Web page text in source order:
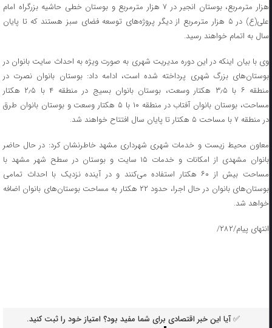
هزار مترمربع، بوستان انجیر در ۷ هزار مترمربع و بوستان خطی حاشیه بزرگراه امام
علی(ع) در ۵ هزار مترمربع از دیگر پروژه‌های توسعه فضای سبز هستند که تا پایان
سال به اتمام خواهند رسید.
وی با بیان اینکه در این دوره مدیریت شهری به صورت ویژه به احداث سایت بانوان در
بوستان‌های بزرگ شهری پرداخته شده است، ادامه داد: بوستان بانوان نصرت در
منطقه ۶ با ۳٫۵ هکتار وسعت، بوستان بانوان بسیج در منطقه ۴ با ۲٫۵ هکتار
مساحت، بوستان بانوان آفتاب در منطقه ۱۰ با ۵ هکتار وسعت و بوستان بانوان طرق
در منطقه ۷ با مساحت ۵ هکتار تا پایان سال افتتاح خواهند شد.
معاون محیط زیست و خدمات شهری شهرداری مشهد خاطرنشان کرد: در حال حاضر
بانوان مشهدی از امکانات و خدمات ۱۵ سایت و بوستان در سطح شهر مشهد با
مساحت بیش از ۶۰ هکتار استفاده می‌کنند و در آینده نزدیک با احداث تمامی
بوستان‌های بانوان در حال اجرا، حدود ۲۲ هکتار به مساحت بوستان‌های بانوان اضافه
خواهد شد.
انتهای پیام/۲۸۲/
✅ آیا این خبر اقتصادی برای شما مفید بود؟ امتیاز خود را ثبت کنید.